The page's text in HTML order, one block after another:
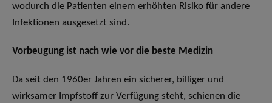
wodurch die Patienten einem erhöhten Risiko für andere
Infektionen ausgesetzt sind.
Vorbeugung ist nach wie vor die beste Medizin
Da seit den 1960er Jahren ein sicherer, billiger und
wirksamer Impfstoff zur Verfügung steht, schienen die